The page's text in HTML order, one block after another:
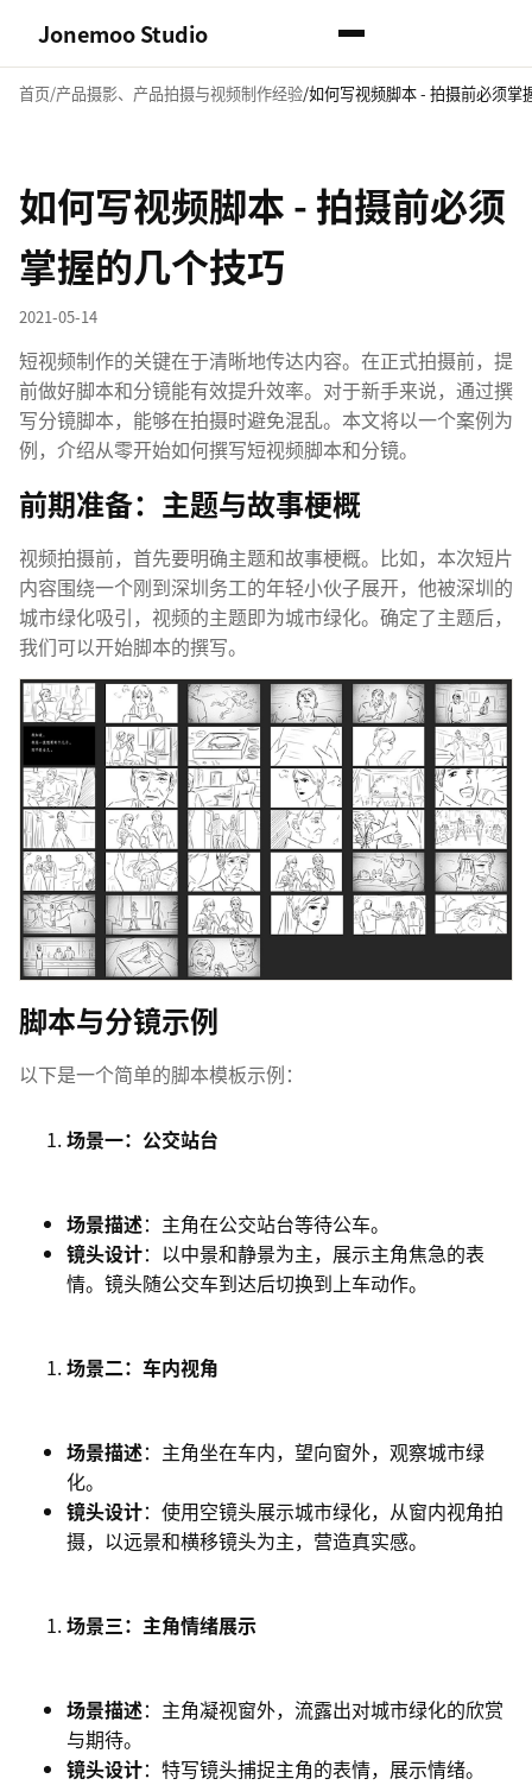
Jonemoo Studio
首页 产品摄影、产品拍摄与视频制作经验 如何写视频脚本 - 拍摄前必须掌
如何写视频脚本 - 拍摄前必须
掌握的几个技巧
2021-05-14
短视频制作的关键在于清晰地传达内容。在正式拍摄前，提
前做好脚本和分镜能有效提升效率。对于新手来说，通过撰
写分镜脚本，能够在拍摄时避免混乱。本文将以一个案例为
例，介绍从零开始如何撰写短视频脚本和分镜。
前期准备：主题与故事梗概
视频拍摄前，首先要明确主题和故事梗概。比如，本次短片
内容围绕一个刚到深圳务工的年轻小伙子展开，他被深圳的
城市绿化吸引，视频的主题即为城市绿化。确定了主题后，
我们可以开始脚本的撰写。
脚本与分镜示例
以下是一个简单的脚本模板示例：
场景一：公交站台
场景描述：主角在公交站台等待公车。
镜头设计：以中景和静景为主，展示主角焦急的表
情。镜头随公交车到达后切换到上车动作。
场景二：车内视角
场景描述：主角坐在车内，望向窗外，观察城市绿
化。
镜头设计：使用空镜头展示城市绿化，从窗内视角拍
摄，以远景和横移镜头为主，营造真实感。
场景三：主角情绪展示
场景描述：主角凝视窗外，流露出对城市绿化的欣赏
与期待。
镜头设计：特写镜头捕捉主角的表情，展示情绪。